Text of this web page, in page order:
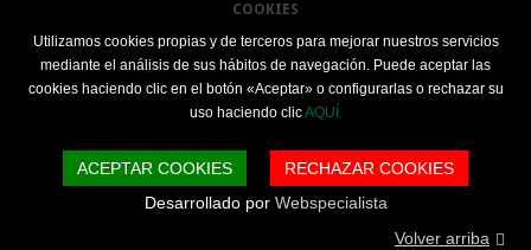
COOKIES
Utilizamos cookies propias y de terceros para mejorar nuestros servicios
mediante el análisis de sus hábitos de navegación. Puede aceptar las
cookies haciendo clic en el botón «Aceptar» o configurarlas o rechazar su
uso haciendo clicAQUÍ.
ACEPTAR COOKIES
RECHAZAR COOKIES
Desarrollado por Webspecialista
Volver arriba